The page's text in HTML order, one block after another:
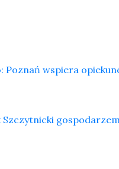
Poznań wspiera
Szczytnicki